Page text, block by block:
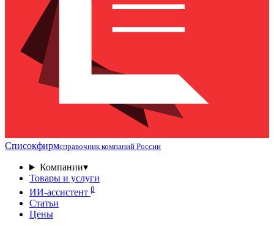
Списокфирмсправочник компаний России
Компании▾
Товары и услуги
ИИ-ассистент β
Статьи
Цены